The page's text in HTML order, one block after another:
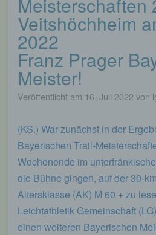
Veitshöchheim
2022
Franz Prager
Meister!
Veröffentlicht am 16. Juli 2022 von
(KS.) War zunächst in der
Bayerischen Trail-
Wochenende im
die Bühne gingen, auf der 30-
Altersklasse (AK) M 60 + zu
Leichtathletik Gemeinschaft
einen weiteren Bayerischen